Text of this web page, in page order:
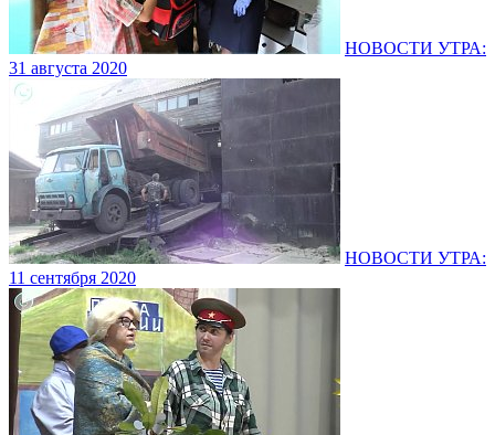
НОВОСТИ УТРА:
31 августа 2020
НОВОСТИ УТРА:
11 сентября 2020